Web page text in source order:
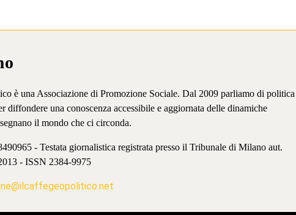
è una Associazione di Promozione Sociale. Dal 2009 parliamo di politica
diffondere una conoscenza accessibile e aggiornata delle dinamiche
il mondo che ci circonda.
- Testata giornalistica registrata presso il Tribunale di Milano aut.
- ISSN 2384-9975